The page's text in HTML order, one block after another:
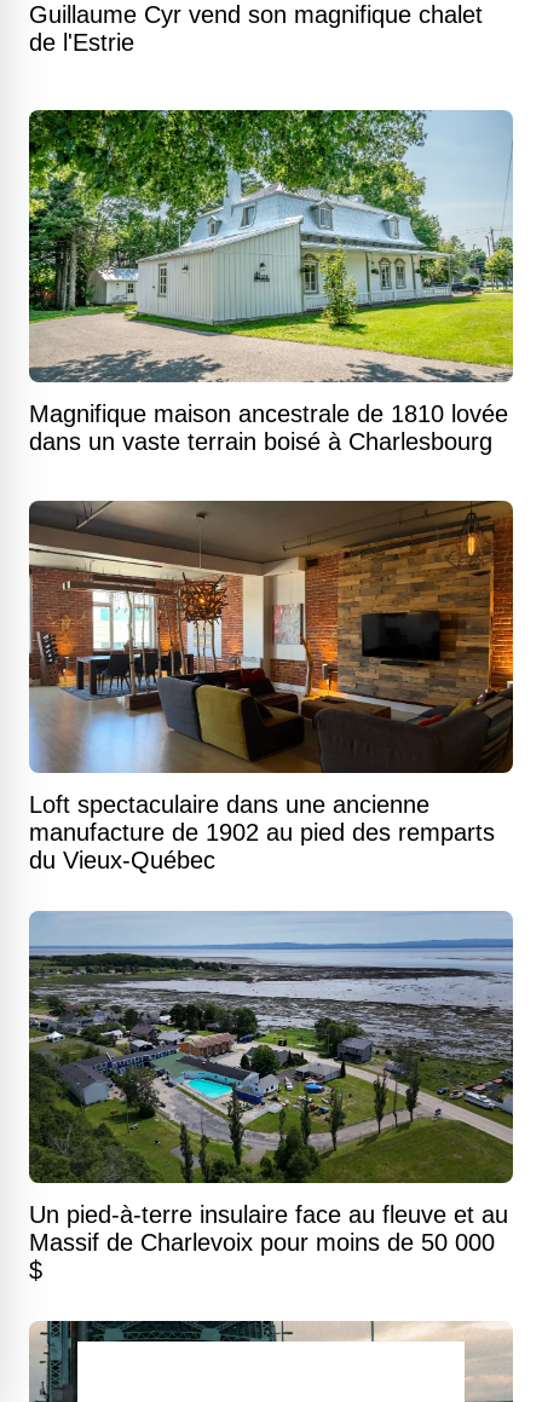
Guillaume Cyr vend son magnifique chalet
de l'Estrie
Magnifique maison ancestrale de 1810 lovée
dans un vaste terrain boisé à Charlesbourg
Loft spectaculaire dans une ancienne
manufacture de 1902 au pied des remparts
du Vieux-Québec
Un pied-à-terre insulaire face au fleuve et au
Massif de Charlevoix pour moins de 50 000
$